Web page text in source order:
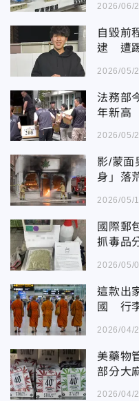
2026/06/
自毀前
逮 遭
2026/05/
法務部
年新高
2026/05/
影/蒙
身」落
2026/05/
國際郵
抓毒品
2026/05/
這款出
國 行
2026/04/
美藥物
部分大
2026/04/